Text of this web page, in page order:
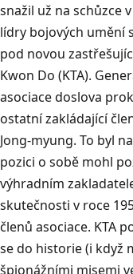
snažil už na schůzce
lídry bojových umění
pod novou
Kwon Do (KTA).
asociace doslova
ostatní zakládající
Jong-myung. To byl
pozici o sobě mohl
výhradním
skutečnosti v roce
členů asociace. KTA
se do historie (i když
špionážními misemi